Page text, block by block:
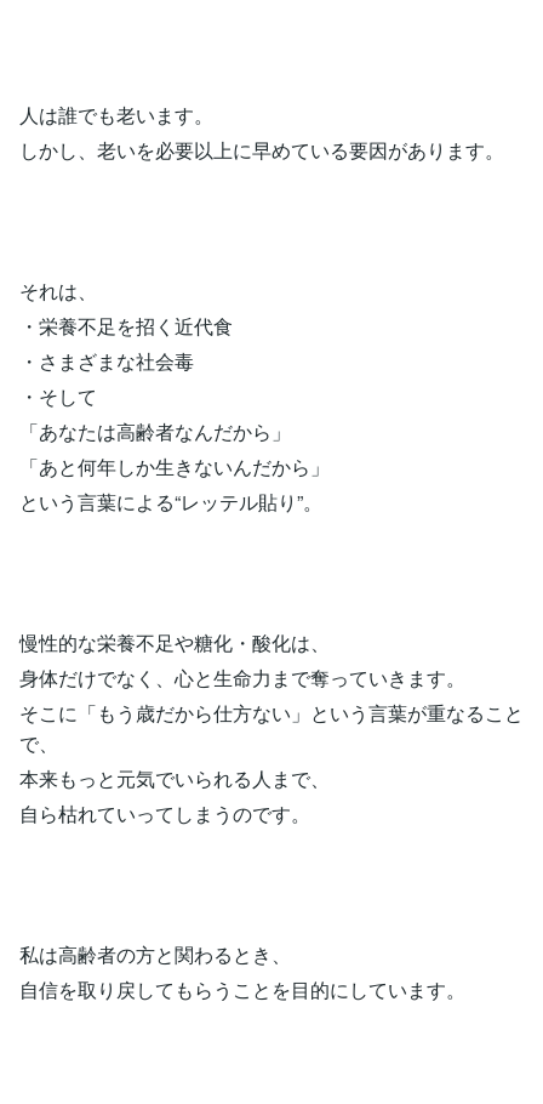
人は誰でも老います。
しかし、老いを必要以上に早めている要因があります。
それは、
・栄養不足を招く近代食
・さまざまな社会毒
・そして
「あなたは高齢者なんだから」
「あと何年しか生きないんだから」
という言葉による“レッテル貼り”。
慢性的な栄養不足や糖化・酸化は、
身体だけでなく、心と生命力まで奪っていきます。
そこに「もう歳だから仕方ない」という言葉が重なること
で、
本来もっと元気でいられる人まで、
自ら枯れていってしまうのです。
私は高齢者の方と関わるとき、
自信を取り戻してもらうことを目的にしています。